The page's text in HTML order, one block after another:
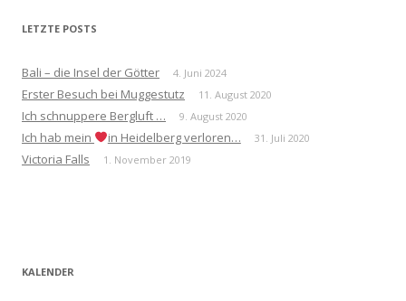
LETZTE POSTS
Bali – die Insel der Götter 4. Juni 2024
Erster Besuch bei Muggestutz 11. August 2020
Ich schnuppere Bergluft … 9. August 2020
Ich hab mein in Heidelberg verloren… 31. Juli 2020
Victoria Falls 1. November 2019
KALENDER